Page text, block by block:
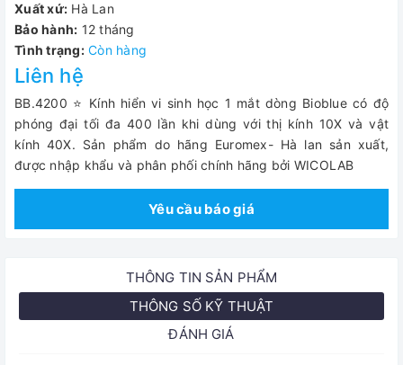
Xuất xứ: Hà Lan
Bảo hành: 12 tháng
Tình trạng: Còn hàng
Liên hệ
BB.4200 ⭐ Kính hiển vi sinh học 1 mắt dòng Bioblue có độ
phóng đại tối đa 400 lần khi dùng với thị kính 10X và vật
kính 40X. Sản phẩm do hãng Euromex- Hà lan sản xuất,
được nhập khẩu và phân phối chính hãng bởi WICOLAB
Yêu cầu báo giá
THÔNG TIN SẢN PHẨM
THÔNG SỐ KỸ THUẬT
ĐÁNH GIÁ